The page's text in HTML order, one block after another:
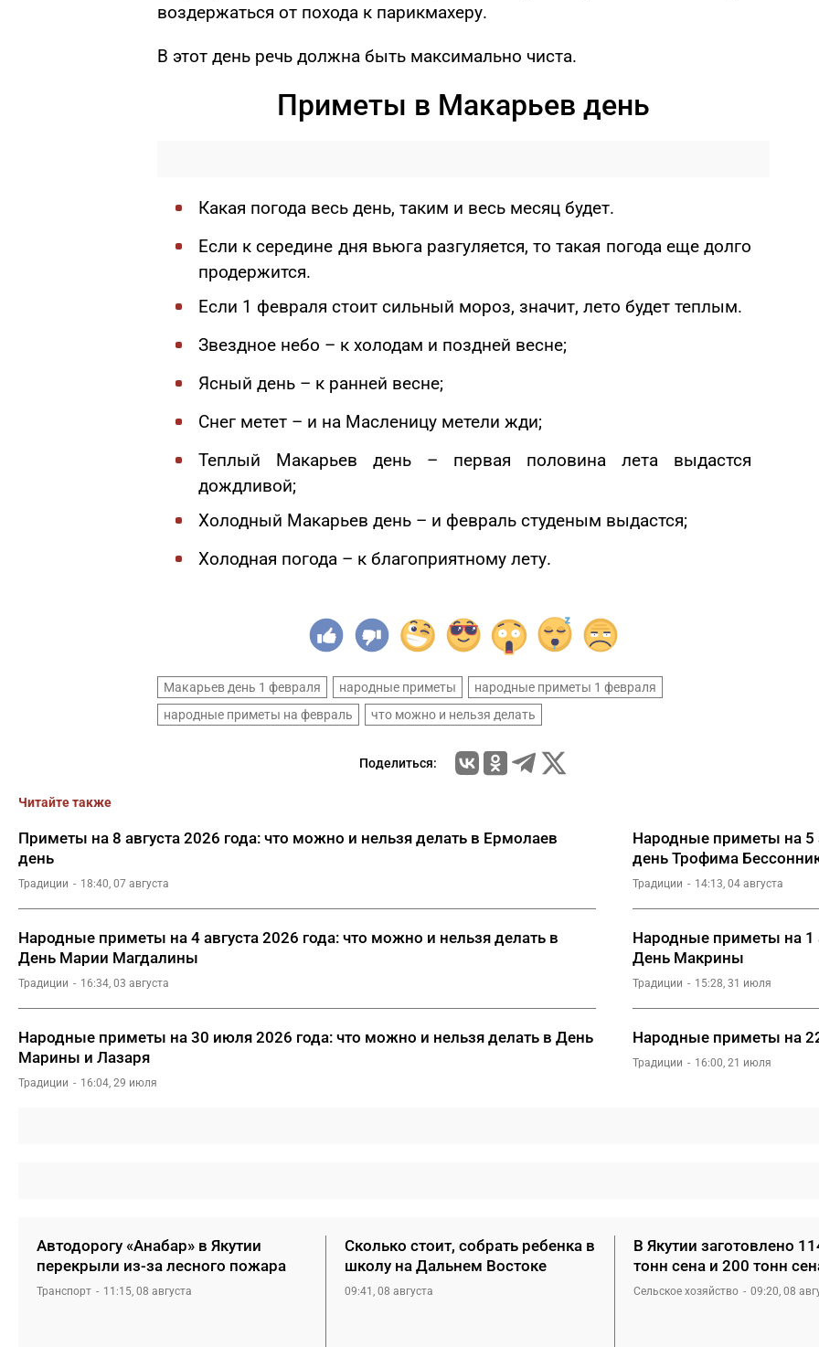
воздержаться от похода к парикмахеру.
В этот день речь должна быть максимально чиста.
Приметы в Макарьев день
Какая погода весь день, таким и весь месяц будет.
Если к середине дня вьюга разгуляется, то такая погода еще долго
продержится.
Если 1 февраля стоит сильный мороз, значит, лето будет теплым.
Звездное небо – к холодам и поздней весне;
Ясный день – к ранней весне;
Снег метет – и на Масленицу метели жди;
Теплый Макарьев день – первая половина лета выдастся
дождливой;
Холодный Макарьев день – и февраль студеным выдастся;
Холодная погода – к благоприятному лету.
Макарьев день 1 февраля народные приметы
народные приметы 1 февраля
народные приметы на февраль
что можно и нельзя делать
Поделиться:
Читайте также
Приметы на 8 августа 2026 года: что можно и нельзя делать в Ермолаев
день
Традиции 18:40, 07 августа
Народные приметы на 5
день Трофима
Традиции 14:13, 04 августа
Народные приметы на 4 августа 2026 года: что можно и нельзя делать в
День Марии Магдалины
Традиции 16:34, 03 августа
Народные приметы на 1
День Макрины
Традиции 15:28, 31 июля
Народные приметы на 30 июля 2026 года: что можно и нельзя делать в День
Марины и Лазаря
Традиции 16:04, 29 июля
Народные приметы на
Традиции 16:00, 21 июля
Автодорогу «Анабар» в Якутии
перекрыли из-за лесного пожара
Транспорт 11:15, 08 августа
Сколько стоит, собрать ребенка в
школу на Дальнем Востоке
09:41, 08 августа
В Якутии заготовлено
тонн сена и 200 тонн
Сельское хозяйство 09:20, 08